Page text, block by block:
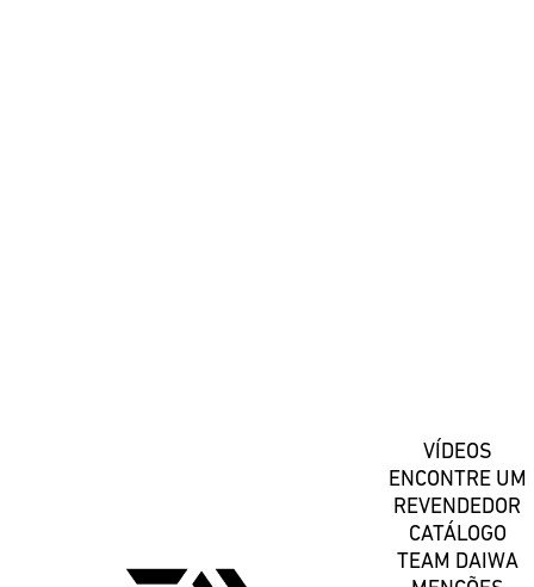
VÍDEOS
ENCONTRE UM
REVENDEDOR
CATÁLOGO
TEAM DAIWA